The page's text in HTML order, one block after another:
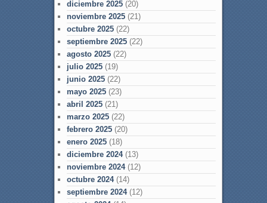
diciembre 2025(20)
noviembre 2025(21)
octubre 2025(22)
septiembre 2025(22)
agosto 2025(22)
julio 2025(19)
junio 2025(22)
mayo 2025(23)
abril 2025(21)
marzo 2025(22)
febrero 2025(20)
enero 2025(18)
diciembre 2024(13)
noviembre 2024(12)
octubre 2024(14)
septiembre 2024(12)